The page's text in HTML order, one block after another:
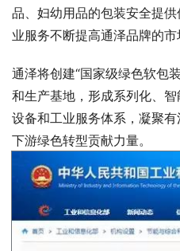
品、妇幼用品的包装安全提
业服务不断提高通泽品牌的市
通泽将创建“国家级绿色软包
和生产基地，形成系列化、
设备和工业服务体系，凝聚
下游绿色转型贡献力量。